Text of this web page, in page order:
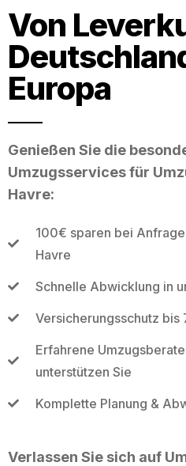
Von
Europa
Genießen Sie die
Umzugsservices für
Havre:
100€ sparen bei
Havre
Schnelle Abwicklung in
Versicherungsschutz
Erfahrene
unterstützen Sie
Komplette Planung &
Verlassen Sie sich auf